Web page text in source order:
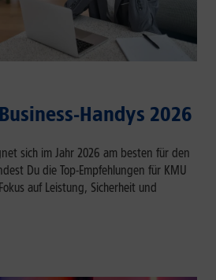
Handys 2026
sich im Jahr 2026 am besten für den
Du die Top-Empfehlungen für KMU
auf Leistung, Sicherheit und